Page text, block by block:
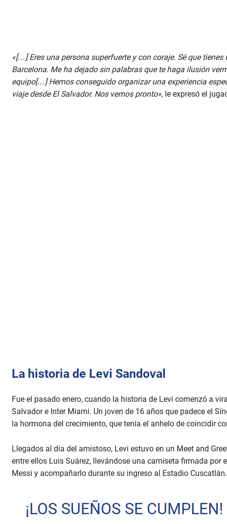
«[…] Eres una persona superfuerte y con coraje. Sé que
Barcelona. Me ha dejado sin palabras que te haga ilusión
equipo[…] Hemos conseguido organizar una experiencia
viaje desde El Salvador. Nos vemos pronto», le expresó el
La historia de Levi Sandoval
Fue el pasado enero, cuando la historia de Levi comenzó a
Salvador e Inter Miami. Un joven de 16 años que padece el
la hormona del crecimiento, que tenía el anhelo de coincidir
Llegados al día del amistoso, Levi estuvo en un Meet and
entre ellos Luis Suárez, llevándose una camiseta firmada por
Messi y acompañarlo durante su ingreso al Estadio
¡LOS SUEÑOS SE